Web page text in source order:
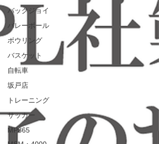
バックジョイ
バレーボール
ボウリング
バスケット
自転車
坂戸店
トレーニング
サッカー
MP365